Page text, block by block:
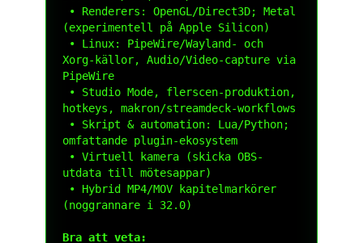
(experimentell på Apple Silicon)
Xorg-källor, Audio/Video-capture via
PipeWire
hotkeys, makron/streamdeck-workflows
omfattande plugin-ekosystem
utdata till mötesappar)
(noggrannare i 32.0)
Bra att veta: